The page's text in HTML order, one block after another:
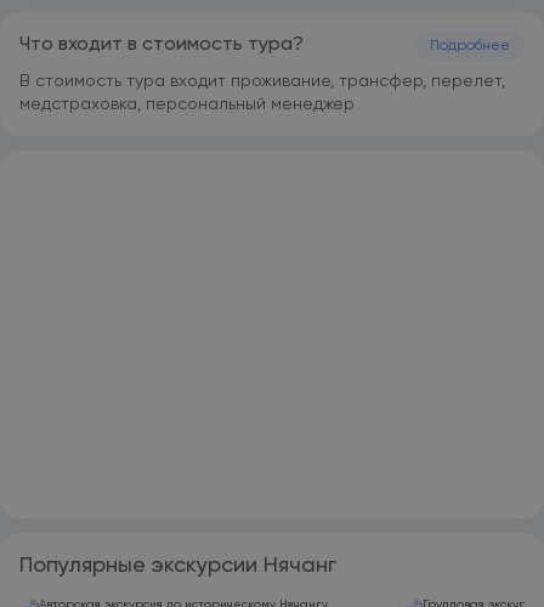
Мыс Хон Чонг и Башни Понагар. Международный аэропорт
Камрань находится в 40 км.
Что входит в стоимость тура? Подробнее
В стоимость тура входит проживание, трансфер, перелет,
медстраховка, персональный менеджер
Популярные экскурсии Нячанг